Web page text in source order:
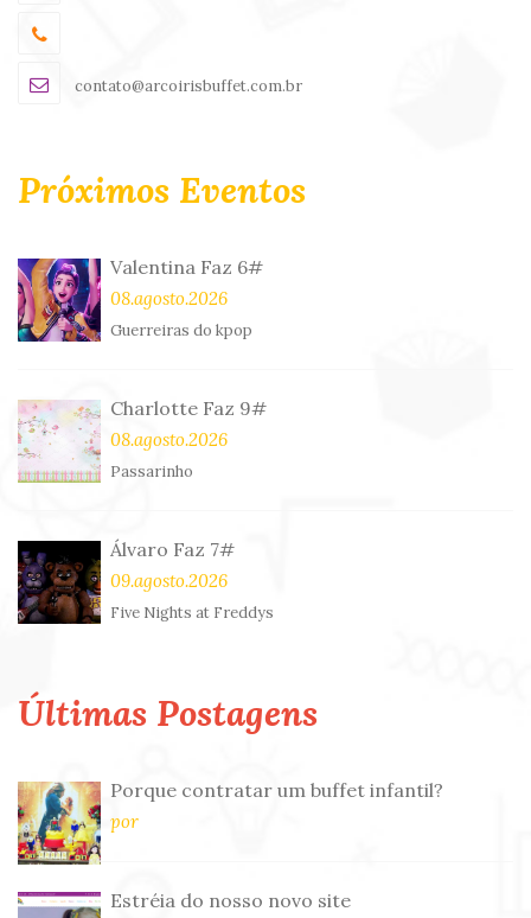
contato@arcoirisbuffet.com.br
Próximos Eventos
Valentina Faz 6#
08.agosto.2026
Guerreiras do kpop
Charlotte Faz 9#
08.agosto.2026
Passarinho
Álvaro Faz 7#
09.agosto.2026
Five Nights at Freddys
Últimas Postagens
Porque contratar um buffet infantil?
por
Estréia do nosso novo site